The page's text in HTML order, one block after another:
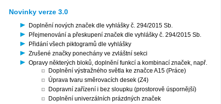
Novinky verze 3.0
Doplnění nových značek dle vyhlášky č. 294/2015 Sb.
Přejmenování a přeskupení značek dle vyhlášky č. 294/2015 Sb.
Přidání všech piktogramů dle vyhlášky
Zrušené značky ponechány ve zvláštní sekci
Opravy některých bloků, doplnění funkcí a kombinací značek, např.
Doplnění výstražného světla ke značce A15 (Práce)
Úprava tvaru směrovacích desek (Z4)
Dopravní zařízení i bez sloupku (prostorově úspornější)
Doplnění univerzálních prázdných značek